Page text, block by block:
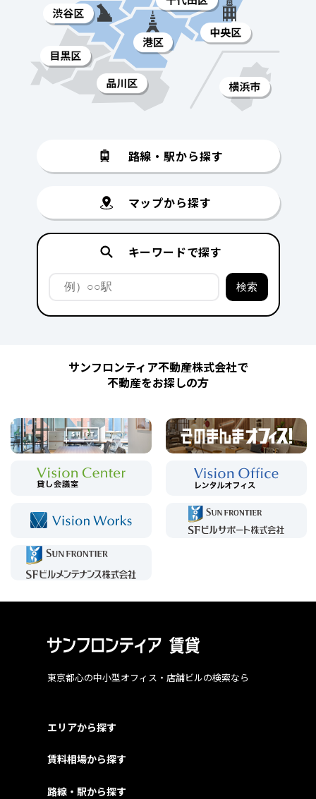
路線・駅から探す
マップから探す
キーワードで探す
サンフロンティア不動産株式会社で
不動産をお探しの方
東京都心の中小型オフィス・店舗ビルの検索なら
エリアから探す
賃料相場から探す
路線・駅から探す